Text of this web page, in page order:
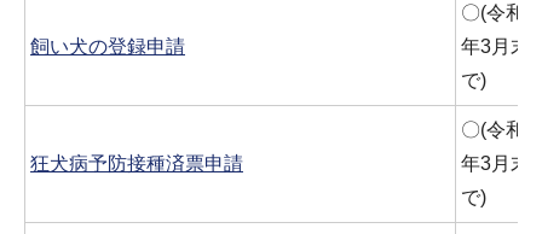
飼い犬の登録申請
〇(令和8
年3月末
で)
狂犬病予防接種済票申請
〇(令和8
年3月末
で)